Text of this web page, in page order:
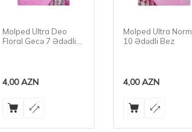
Molped Ultra Deo
Floral Gecə 7 Ədədli
4,00AZN
Molped Ultra Normal
10 Ədədli Bez
4,00AZN